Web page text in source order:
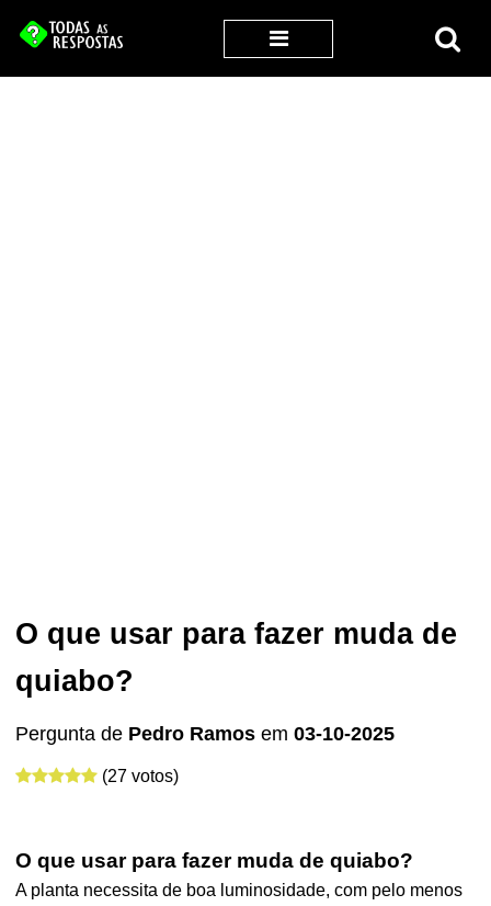
O que usar para fazer muda de
quiabo?
Pergunta de Pedro Ramos em03-10-2025
(27 votos)
O que usar para fazer muda de quiabo?
A planta necessita de boa luminosidade, com pelo menos